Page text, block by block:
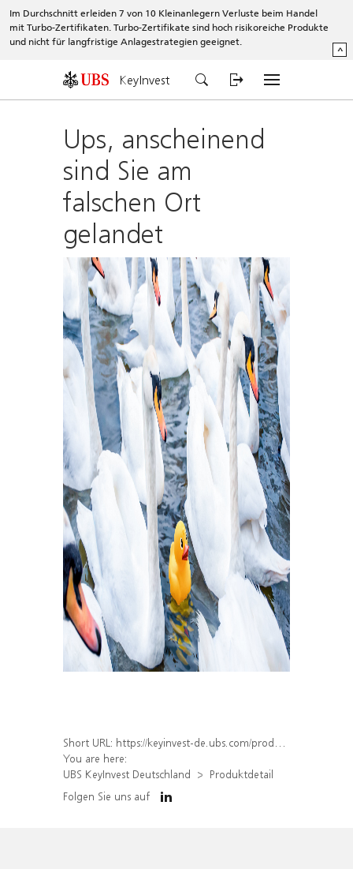
Im Durchschnitt erleiden 7 von 10 Kleinanlegern Verluste beim Handel
mit Turbo-Zertifikaten. Turbo-Zertifikate sind hoch risikoreiche Produkte
und nicht für langfristige Anlagestrategien geeignet.
^
KeyInvest
Ups, anscheinend
sind Sie am
falschen Ort
gelandet
Short URL: https://keyinvest-de.ubs.com/produkt/detail/index/isin/DE000WA5LJQ4
You are here:
UBS KeyInvest Deutschland
Produktdetail
Folgen Sie uns auf